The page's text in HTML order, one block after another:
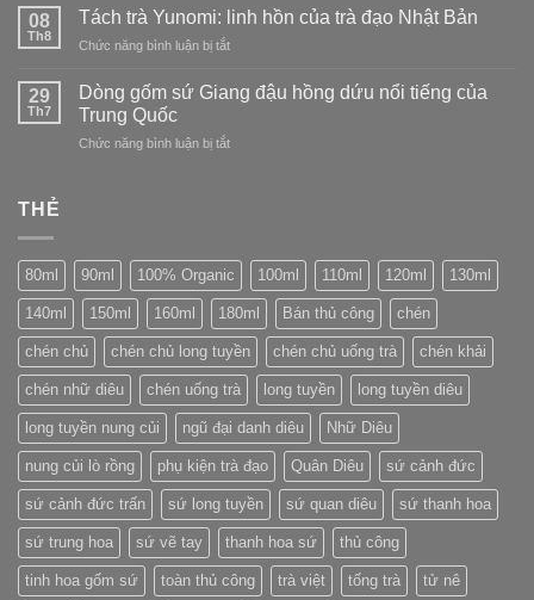
hảo
sứ
nghĩa
con
trên
bánh
08
Th8
Tách trà Yunomi: linh hồn của trà đạo Nhật Bản
Chức năng bình luận bị tắtở
Yunomi:
hồn
29
Th7
Dòng gốm sứ Giang đậu hồng dứu nổi tiếng của
Trung Quốc
Chức năng bình luận bị tắtở
hồng
dứu
nổi
của
Trung
Quốc
THẺ
80ml 90ml 100% Organic 100ml 110ml 120ml 130ml
140ml 150ml 160ml 180ml Bán thủ công chén
chén chủ chén chủ long tuyền chén chủ uống trà chén khải
chén nhữ diêu chén uống trà long tuyền long tuyền diêu
long tuyền nung củi ngũ đại danh diêu Nhữ Diêu
nung củi lò rồng phụ kiện trà đạo Quân Diêu sứ cảnh đức
sứ cảnh đức trấn sứ long tuyền sứ quan diêu sứ thanh hoa
sứ trung hoa sứ vẽ tay thanh hoa sứ thủ công
tinh hoa gốm sứ toàn thủ công trà việt tống trà tử nê